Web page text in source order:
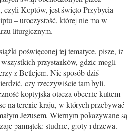
czyli Koptów, jest święto Przybycia
– uroczystość, której nie ma w
liturgicznym.
poświęconej tej tematyce, pisze, iż
przystanków, gdzie mogli
z Betlejem. Nie sposób dziś
czy rzeczywiście tam byli.
koptyjska otacza obecnie kultem
na terenie kraju, w których przebywać
Jezusem. Wiernym pokazywane są
pamiątek: studnie, groty i drzewa.